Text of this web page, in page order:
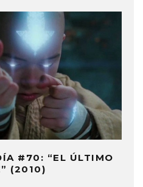
#70: “EL ÚLTIMO
(2010)